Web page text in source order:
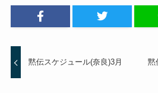
黙伝スケジュール(奈良)3月 黙